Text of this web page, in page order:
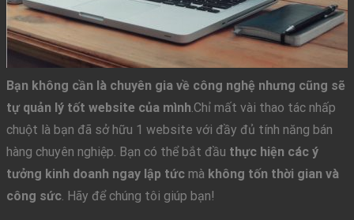
Bạn không cần là chuyên gia về công nghệ nhưng cũng sẽ
tự quản lý tốt website của mình.Chỉ mất vài thao tác nhấp
chuột là bạn đã sở hữu 1 website với đầy đủ tính năng bán
hàng chuyên nghiệp. Bạn có thể bắt đầu thực hiện các ý
tưởng kinh doanh ngay lập tức mà không tốn thời gian và
công sức. Hãy để chúng tôi giúp bạn!